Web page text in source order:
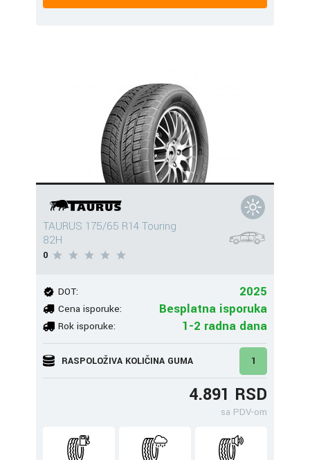
TAURUS 175/65 R14 Touring
82H
0
DOT: 2025
Cena isporuke: Besplatna isporuka
Rok isporuke: 1-2 radna dana
RASPOLOŽIVA KOLIČINA GUMA 1
4.891 RSD
sa PDV-om